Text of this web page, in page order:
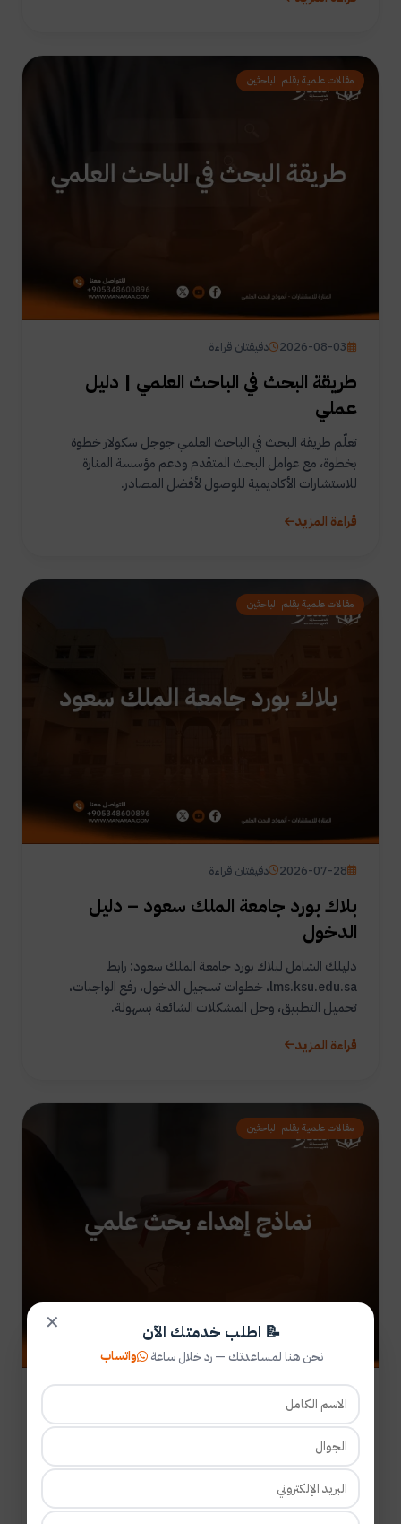
مقالات علمية بقلم الباحثين
2026-08-03 دقيقتان قراءة
طريقة البحث في الباحث العلمي | دليل
عملي
تعلّم طريقة البحث في الباحث العلمي جوجل سكولار خطوة
بخطوة، مع عوامل البحث المتقدم ودعم مؤسسة المنارة
للاستشارات الأكاديمية للوصول لأفضل المصادر.
قراءة المزيد
مقالات علمية بقلم الباحثين
2026-07-28 دقيقتان قراءة
بلاك بورد جامعة الملك سعود – دليل
الدخول
دليلك الشامل لبلاك بورد جامعة الملك سعود: رابط
lms.ksu.edu.sa، خطوات تسجيل الدخول، رفع الواجبات،
تحميل التطبيق، وحل المشكلات الشائعة بسهولة.
قراءة المزيد
مقالات علمية بقلم الباحثين
نماذج إهداء بحث علمي | عبارات مميزة
جاهزة
اكتشف أفضل نماذج إهداء بحث علمي جاهزة للوالدين
والمشرف والأصدقاء، مع دليل كامل لكتابة الإهداء الأكاديمي
✕ 📝 اطلب خدمتك الآن
نحن هنا لمساعدتك — رد خلال ساعة واتساب